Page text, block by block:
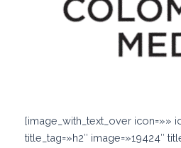
[image_with_text_over icon=»»
title_tag=»h2″ image=»19424″